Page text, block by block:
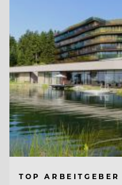
TOP ARBEITGEBER